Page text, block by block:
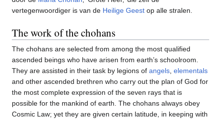
vertegenwoordiger is van de Heilige Geest op alle stralen.
The work of the chohans
The chohans are selected from among the most qualified
ascended beings who have arisen from earth’s schoolroom.
They are assisted in their task by legions of angels, elementals
and other ascended brethren who carry out the plan of God for
the most complete expression of the seven rays that is
possible for the mankind of earth. The chohans always obey
Cosmic Law; yet they are given certain latitude, in keeping with